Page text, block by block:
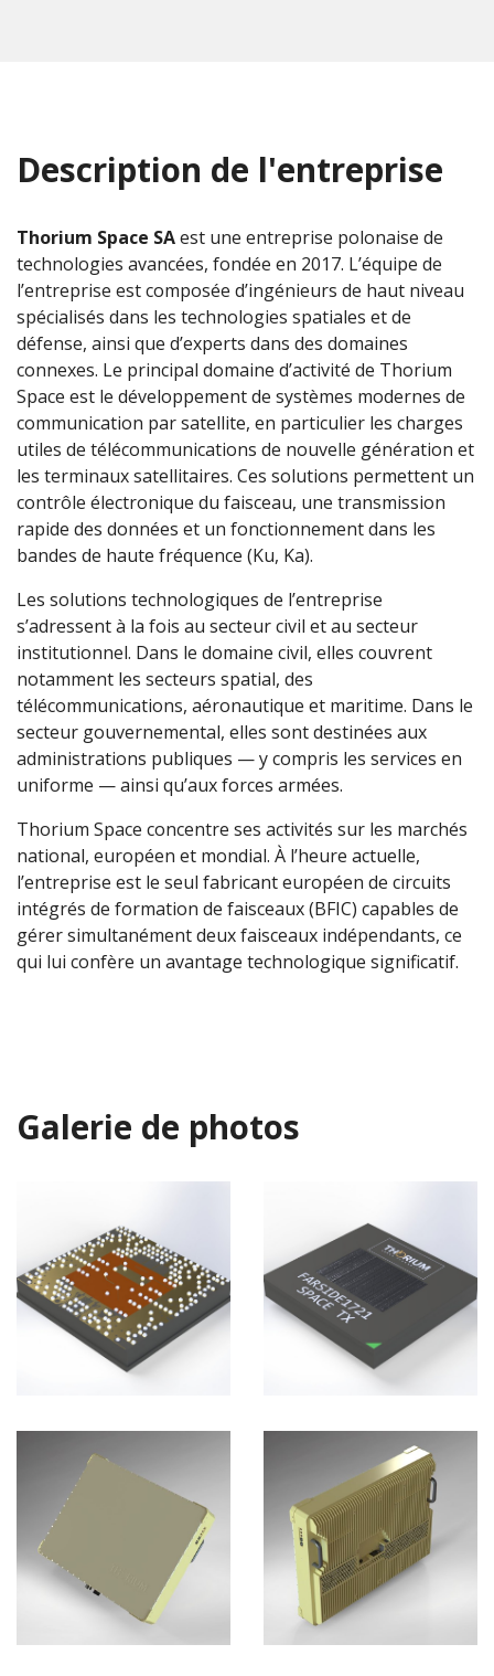
Description de l'entreprise
Thorium Space SAest une entreprise polonaise de
technologies avancées, fondée en 2017. L’équipe de
l’entreprise est composée d’ingénieurs de haut niveau
spécialisés dans les technologies spatiales et de
défense, ainsi que d’experts dans des domaines
connexes. Le principal domaine d’activité de Thorium
Space est le développement de systèmes modernes de
communication par satellite, en particulier les charges
utiles de télécommunications de nouvelle génération et
les terminaux satellitaires. Ces solutions permettent un
contrôle électronique du faisceau, une transmission
rapide des données et un fonctionnement dans les
bandes de haute fréquence (Ku, Ka).
Les solutions technologiques de l’entreprise
s’adressent à la fois au secteur civil et au secteur
institutionnel. Dans le domaine civil, elles couvrent
notamment les secteurs spatial, des
télécommunications, aéronautique et maritime. Dans le
secteur gouvernemental, elles sont destinées aux
administrations publiques — y compris les services en
uniforme — ainsi qu’aux forces armées.
Thorium Space concentre ses activités sur les marchés
national, européen et mondial. À l’heure actuelle,
l’entreprise est le seul fabricant européen de circuits
intégrés de formation de faisceaux (BFIC) capables de
gérer simultanément deux faisceaux indépendants, ce
qui lui confère un avantage technologique significatif.
Galerie de photos